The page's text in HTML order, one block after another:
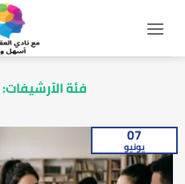
فئة الآرشيفات:
07
يونيو